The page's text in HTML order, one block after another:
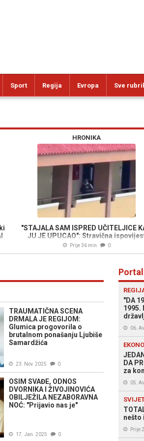
Sport Regija Evropa Sve
HRONIKA
"STAJALA SAM ISPRED UČITELJICE
JU JE UPUCAO": Stravična
djevojčice nakon masakra u uglednoj
Prije 36 min 0
TRAUMATIČNA SCENA
DRMALA JE REGIJOM:
Glumica progovorila o
brutalnom ponašanju Ljubiše
Samardžića
23. Nov. 2025 0
OSIM SVAĐE, ODNOS
DVORNIKA I ŽIVOJINOVIĆA
OBILJEŽILA NEZABORAVNA
NOĆ: "Prijavio nas je"
17. Jan. 2025 0
Portal
"DA
1995.
06.
DA
za
05.
nešto
Prije